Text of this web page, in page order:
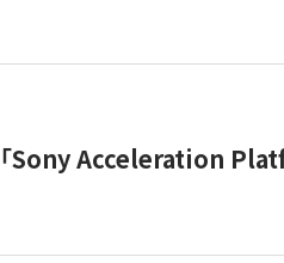
「Sony Acceleration